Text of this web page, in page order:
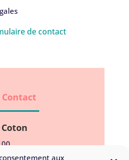
aux
de contact
Contact